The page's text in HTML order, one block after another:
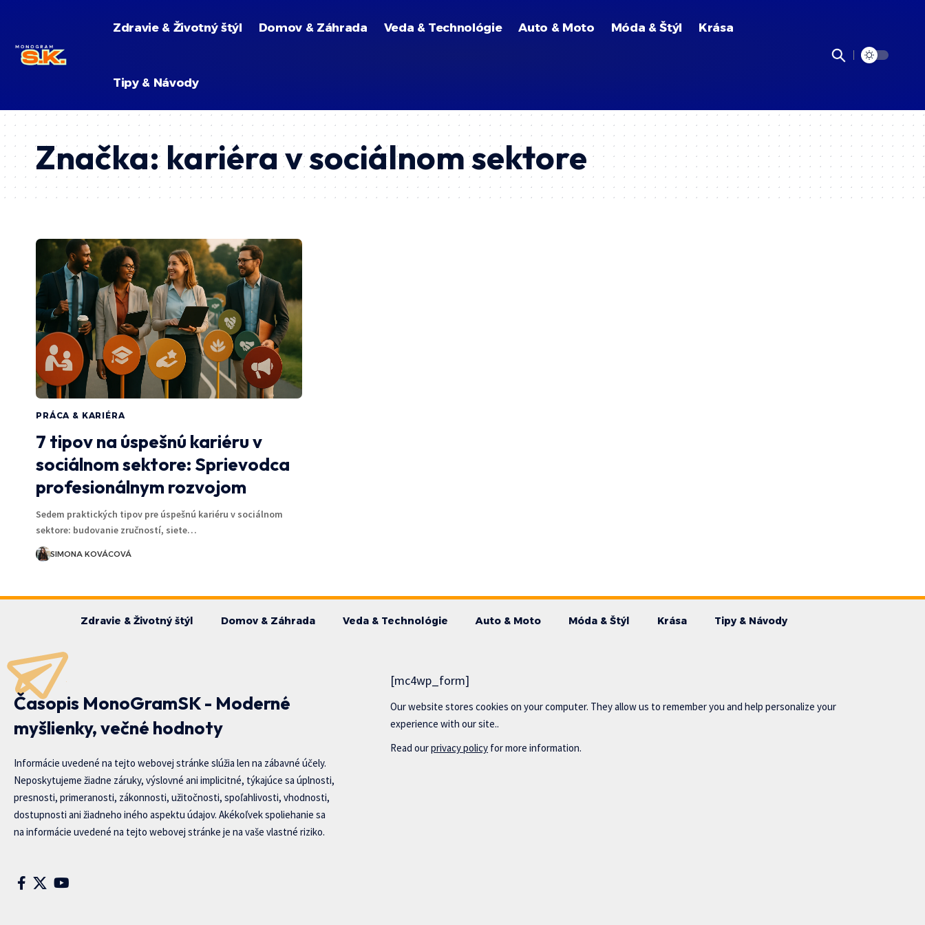
Zdravie & Životný štýl Domov & Záhrada Veda & Technológie Auto & Moto Móda & Štýl Krása
Tipy & Návody
Značka:kariéra v sociálnom sektore
PRÁCA & KARIÉRA
7 tipov na úspešnú kariéru v
sociálnom sektore: Sprievodca
profesionálnym rozvojom
Sedem praktických tipov pre úspešnú kariéru v sociálnom
sektore: budovanie zručností, siete…
SIMONA KOVÁCOVÁ
Zdravie & Životný štýl Domov & Záhrada Veda & Technológie Auto & Moto Móda & Štýl Krása Tipy & Návody
Časopis MonoGramSK - Moderné
myšlienky, večné hodnoty
Informácie uvedené na tejto webovej stránke slúžia len na zábavné účely.
Neposkytujeme žiadne záruky, výslovné ani implicitné, týkajúce sa úplnosti,
presnosti, primeranosti, zákonnosti, užitočnosti, spoľahlivosti, vhodnosti,
dostupnosti ani žiadneho iného aspektu údajov. Akékoľvek spoliehanie sa
na informácie uvedené na tejto webovej stránke je na vaše vlastné riziko.
[mc4wp_form]
Our website stores cookies on your computer. They allow us to remember you and help personalize your
experience with our site..
Read ourprivacy policy for more information.